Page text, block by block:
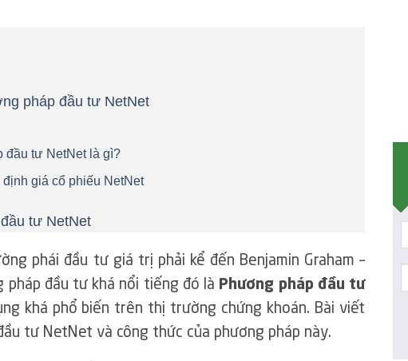
pháp đầu tư NetNet
đầu tư NetNet là gì?
giá cổ phiếu NetNet
tư NetNet
phái đầu tư giá trị phải kể đến Benjamin Graham –
pháp đầu tư khá nổi tiếng đó là Phương pháp đầu tư
khá phổ biến trên thị trường chứng khoán. Bài viết
tư NetNet và công thức của phương pháp này.